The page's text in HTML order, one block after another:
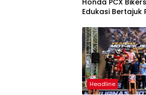
Honda PCX
Edukasi Bertajuk
Headline